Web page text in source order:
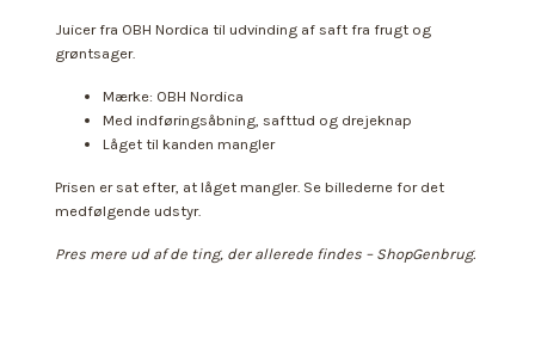
Juicer fra OBH Nordica til udvinding af saft fra frugt og
grøntsager.
Mærke: OBH Nordica
Med indføringsåbning, safttud og drejeknap
Låget til kanden mangler
Prisen er sat efter, at låget mangler. Se billederne for det
medfølgende udstyr.
Pres mere ud af de ting, der allerede findes – ShopGenbrug.